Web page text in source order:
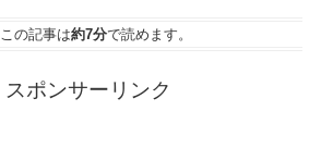
この記事は約7分で読めます。
スポンサーリンク